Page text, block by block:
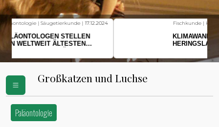
Fischkunde | Klimawandel |
KLIMAWANDEL SETZT
HERINGSLARVEN UNTER
Großkatzen und Luchse
Paläontologie